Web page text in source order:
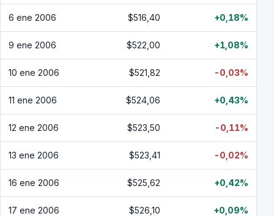
6 ene 2006 $516,40 +0,18%
9 ene 2006 $522,00 +1,08%
10 ene 2006 $521,82 -0,03%
11 ene 2006 $524,06 +0,43%
12 ene 2006 $523,50 -0,11%
13 ene 2006 $523,41 -0,02%
16 ene 2006 $525,62 +0,42%
17 ene 2006 $526,10 +0,09%